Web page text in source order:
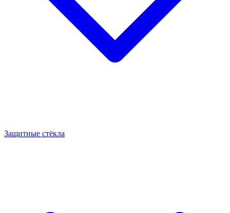
Защитные стёкла